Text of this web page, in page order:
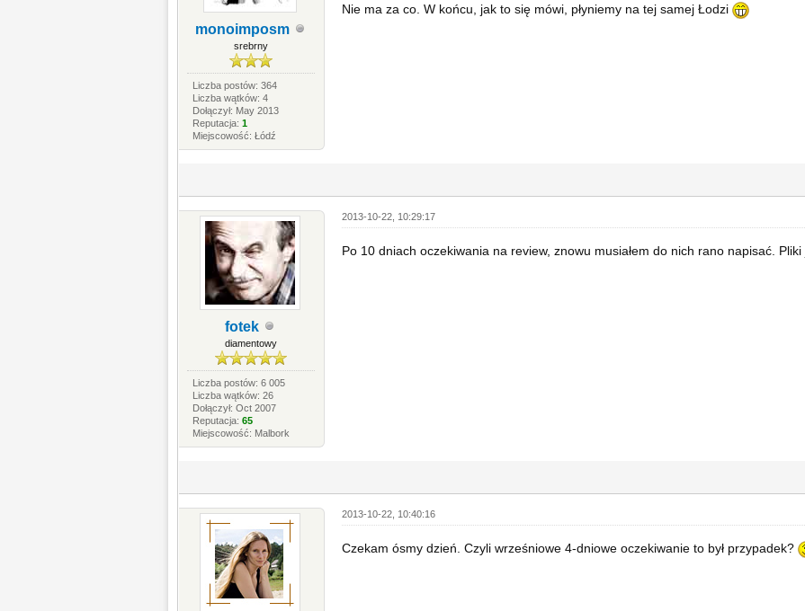
monoimposm
srebrny
Liczba postów: 364
Liczba wątków: 4
Dołączył: May 2013
Reputacja:1
Miejscowość: Łódź
Nie ma za co. W końcu, jak to się mówi, płyniemy na tej samej Łodzi
fotek
diamentowy
Liczba postów: 6 005
Liczba wątków: 26
Dołączył: Oct 2007
Reputacja:65
Miejscowość: Malbork
2013-10-22, 10:29:17
Po 10 dniach oczekiwania na review, znowu musiałem do nich rano napisać.
2013-10-22, 10:40:16
Czekam ósmy dzień. Czyli wrześniowe 4-dniowe oczekiwanie to był przypadek?